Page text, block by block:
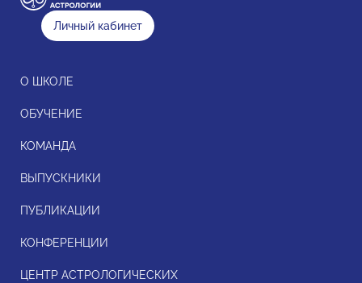
Личный кабинет
О ШКОЛЕ
ОБУЧЕНИЕ
КОМАНДА
ВЫПУСКНИКИ
ПУБЛИКАЦИИ
КОНФЕРЕНЦИИ
ЦЕНТР АСТРОЛОГИЧЕСКИХ